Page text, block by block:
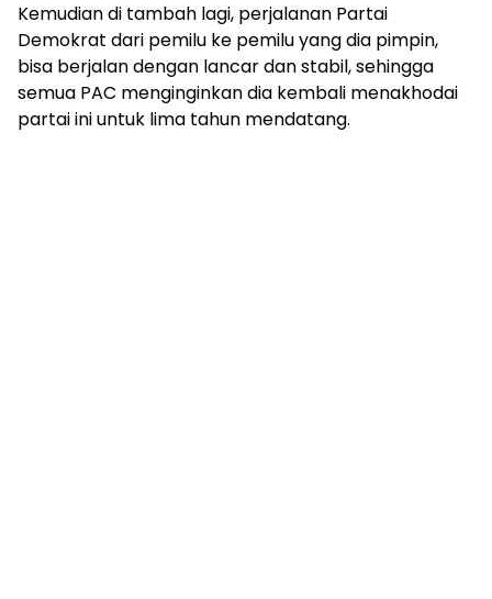
Kemudian di tambah lagi, perjalanan Partai
Demokrat dari pemilu ke pemilu yang dia pimpin,
bisa berjalan dengan lancar dan stabil, sehingga
semua PAC menginginkan dia kembali menakhodai
partai ini untuk lima tahun mendatang.